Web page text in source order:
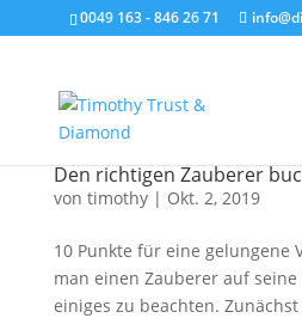
0049 163 - 846 26 71
Den richtigen Zauberer
von timothy| Okt. 2, 2019
10 Punkte für eine gelungene
man einen Zauberer auf
einiges zu beachten.